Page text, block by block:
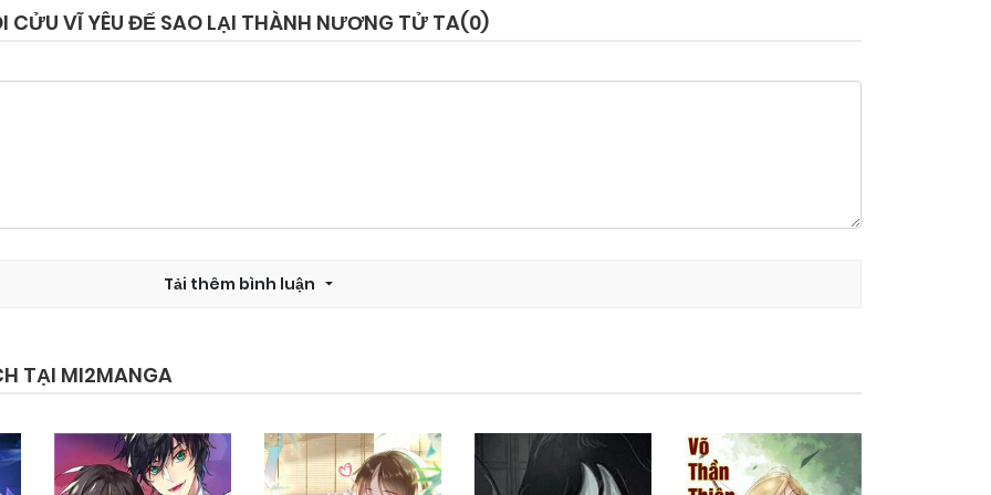
Chapter 64
Chapter 60 03/08/2025
CỬU VĨ YÊU ĐẾ SAO LẠI THÀNH NƯƠNG TỬ TA(0)
Tải thêm bình luận
TẠI MI2MANGA